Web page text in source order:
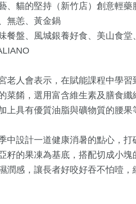
、貓的堅持（新竹店）創意輕
無恙、黃金鍋
餐盤、風城銀養好食、美山食
老人會表示，在賦能課程中學習
菜餚，選用富含維生素及膳食
上具有優質油脂與礦物質的腰果
中設計一道健康消暑的點心，
籽的果凍為基底，搭配切成小
潤感，讓長者好咬好吞不怕噎